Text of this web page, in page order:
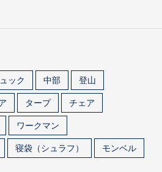
ック 中部
登山
タープ
チェア
ワークマン
寝袋（シュラフ） モンベル